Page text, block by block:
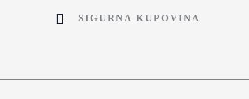
SIGURNA KUPOVINA